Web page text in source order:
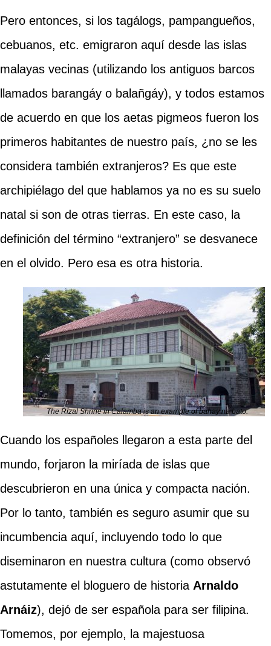
Pero entonces, si los tagálogs, pampangueños,
cebuanos, etc. emigraron aquí desde las islas
malayas vecinas (utilizando los antiguos barcos
llamados barangáy o balañgáy), y todos estamos
de acuerdo en que los aetas pigmeos fueron los
primeros habitantes de nuestro país, ¿no se les
considera también extranjeros? Es que este
archipiélago del que hablamos ya no es su suelo
natal si son de otras tierras. En este caso, la
definición del término “extranjero” se desvanece
en el olvido. Pero esa es otra historia.
The Rizal Shrine in Calamba is an example of bahay na bato.
Cuando los españoles llegaron a esta parte del
mundo, forjaron la miríada de islas que
descubrieron en una única y compacta nación.
Por lo tanto, también es seguro asumir que su
incumbencia aquí, incluyendo todo lo que
diseminaron en nuestra cultura (como observó
astutamente el bloguero de historia Arnaldo
Arnáiz), dejó de ser española para ser filipina.
Tomemos, por ejemplo, la majestuosa